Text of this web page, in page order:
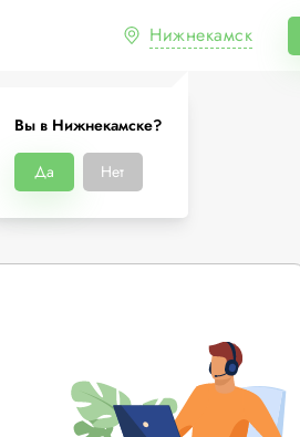
Нижнекамск
Вы в Нижнекамске?
Да Нет